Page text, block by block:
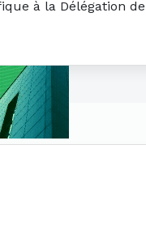
à la Délégation